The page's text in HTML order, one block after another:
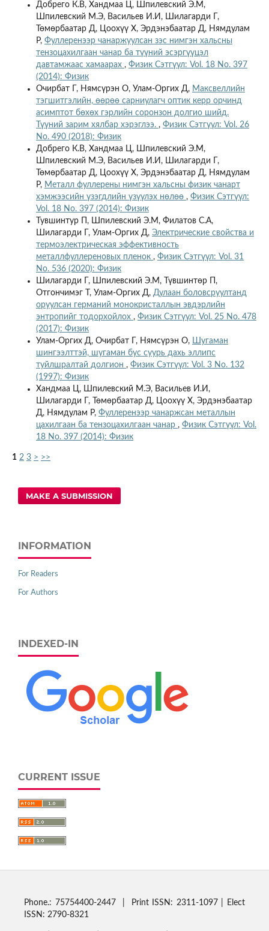
Добрего К.В, Хандмаа Ц, Шпилевский Э.М,
Шпилевский М.Э, Васильев И.И, Шилагарди Г,
Төмөрбаатар Д, Цоохүү Х, Эрдэнэбаатар Д, Нямдулам
Р, Фуллеренээр чанаржуулсан зэс нимгэн хальсны
тензоцахилгаан чанар ба түүний эсэргүүцэл
давтамжаас хамаарах , Физик Сэтгүүл: Vol. 18 No. 397
(2014): Физик
Очирбат Г, Нямсүрэн О, Улам-Оргих Д, Максвеллийн
тэгшитгэлийн, өөрөө сарниулагч оптик керр орчинд
асимптот бөхөх гэрлийн соронзон долгио шийд.
Түүний зарим хялбар хэрэглээ. , Физик Сэтгүүл: Vol. 26
No. 490 (2018): Физик
Добрего К.В, Хандмаа Ц, Шпилевский Э.М,
Шпилевский М.Э, Васильев И.И, Шилагарди Г,
Төмөрбаатар Д, Цоохүү Х, Эрдэнэбаатар Д, Нямдулам
Р, Металл фуллерены нимгэн хальсны физик чанарт
хэмжээсийн үзэгдлийн үзүүлэх нөлөө , Физик Сэтгүүл:
Vol. 18 No. 397 (2014): Физик
Тувшинтур П, Шпилевский Э.М, Филатов С.А,
Шилагарди Г, Улам-Оргих Д, Электрические свойства и
термоэлектрическая эффективность
металлфуллереновых пленок , Физик Сэтгүүл: Vol. 31
No. 536 (2020): Физик
Шилагарди Г, Шпилевский Э.М, Түвшинтѳр П,
Отгончимэг Т, Улам-Оргих Д, Дулаан боловсруултанд
оруулсан германий монокристаллын эвдэрлийн
энтропийг тодорхойлох , Физик Сэтгүүл: Vol. 25 No. 478
(2017): Физик
Улам-Оргих Д, Очирбат Г, Нямсүрэн О, Шугаман
шингээлттэй, шугаман бус суурь дахь эллипс
туйлшралтай долгион , Физик Сэтгүүл: Vol. 3 No. 132
(1997): Физик
Хандмаа Ц, Шпилевский М.Э, Васильев И.И,
Шилагарди Г, Төмөрбаатар Д, Цоохүү Х, Эрдэнэбаатар
Д, Нямдулам Р, Фуллеренээр чанаржсан металлын
цахилгаан ба тензоцахилгаан чанар , Физик Сэтгүүл: Vol.
18 No. 397 (2014): Физик
1 2 3 > >>
MAKE A SUBMISSION
INFORMATION
For Readers
For Authors
INDEXED-IN
CURRENT ISSUE
Phone.: 75754400-2447 | Print ISSN: 2311-1097 | Elect
ISSN: 2790-8321